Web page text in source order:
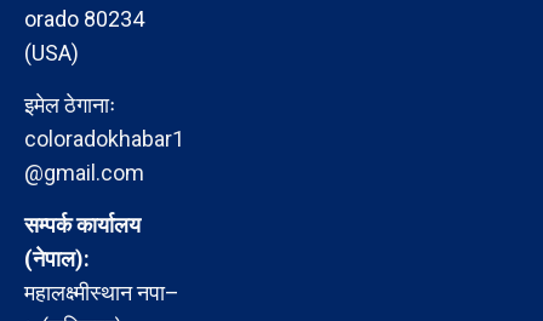
orado 80234
(USA)
इमेल ठेगानाः
coloradokhabar1
@gmail.com
सम्पर्क कार्यालय
(नेपाल):
महालक्ष्मीस्थान नपा–